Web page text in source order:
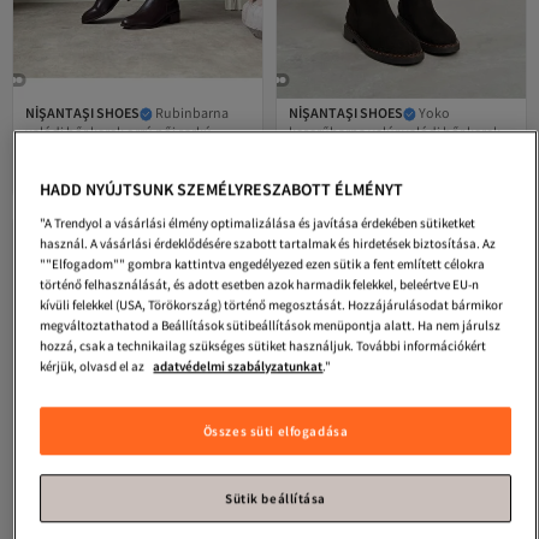
NİŞANTAŞI SHOES
Rubinbarna
valódi bőr kerek orrú női sarkú
Legalacsonyabb (30 nap)
30 810 Ft
NİŞANTAŞI SHOES
Yoko
keserűbarna velúr valódi bőr kerek
58 861 Ft
HADD NYÚJTSUNK SZEMÉLYRESZABOTT ÉLMÉNYT
"A Trendyol a vásárlási élmény optimalizálása és javítása érdekében sütiketket
használ. A vásárlási érdeklődésére szabott tartalmak és hirdetések biztosítása. Az
""Elfogadom"" gombra kattintva engedélyezed ezen sütik a fent említett célokra
történő felhasználását, és adott esetben azok harmadik felekkel, beleértve EU-n
kívüli felekkel (USA, Törökország) történő megosztását. Hozzájárulásodat bármikor
megváltoztathatod a Beállítások sütibeállítások menüpontja alatt. Ha nem járulsz
hozzá, csak a technikailag szükséges sütiket használjuk. További információkért
kérjük, olvasd el az adatvédelmi szabályzatunkat."
Összes süti elfogadása
Sütik beállítása